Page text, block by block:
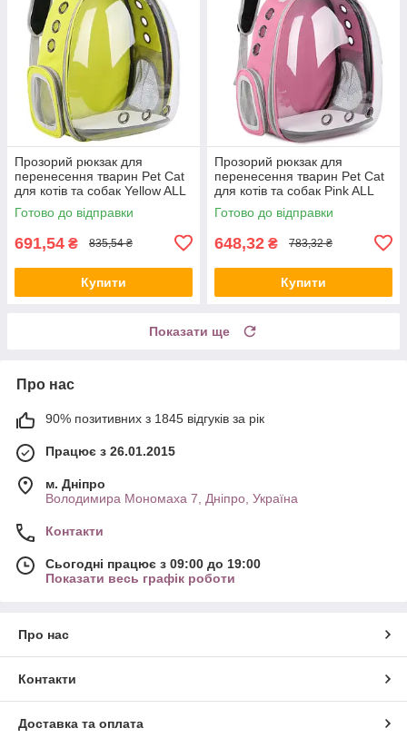
Прозорий рюкзак для
перенесення тварин Pet Cat
для котів та собак Yellow ALL
Качество + 2818
Готово до відправки
691,54 ₴ 835,54 ₴
Купити
Прозорий рюкзак для
перенесення тварин Pet Cat
для котів та собак Pink ALL
Качество + 2819
Готово до відправки
648,32 ₴ 783,32 ₴
Купити
Показати ще
Про нас
90% позитивних з 1845 відгуків за рік
Працює з 26.01.2015
м. Дніпро
Володимира Мономаха 7, Дніпро, Україна
Контакти
Сьогодні працює з 09:00 до 19:00
Показати весь графік роботи
Про нас
Контакти
Доставка та оплата